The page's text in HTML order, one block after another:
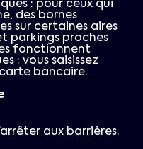
: pour ceux qui
des bornes
sur certaines aires
parkings proches
fonctionnent
: vous saisissez
bancaire.
aux barrières.